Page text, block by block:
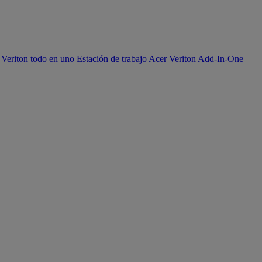
todo en uno Estación de trabajo Acer Veriton Add-In-One